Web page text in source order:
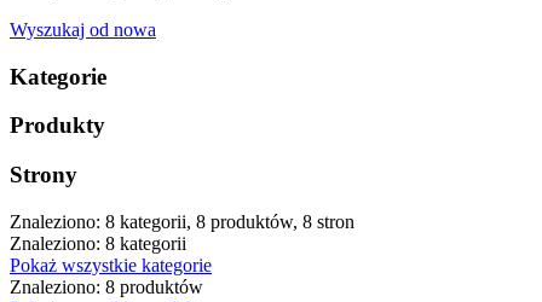
Wyszukaj od nowa
Kategorie
Produkty
Strony
Znaleziono: 8 kategorii, 8 produktów, 8 stron
Znaleziono: 8 kategorii
Pokaż wszystkie kategorie
Znaleziono: 8 produktów